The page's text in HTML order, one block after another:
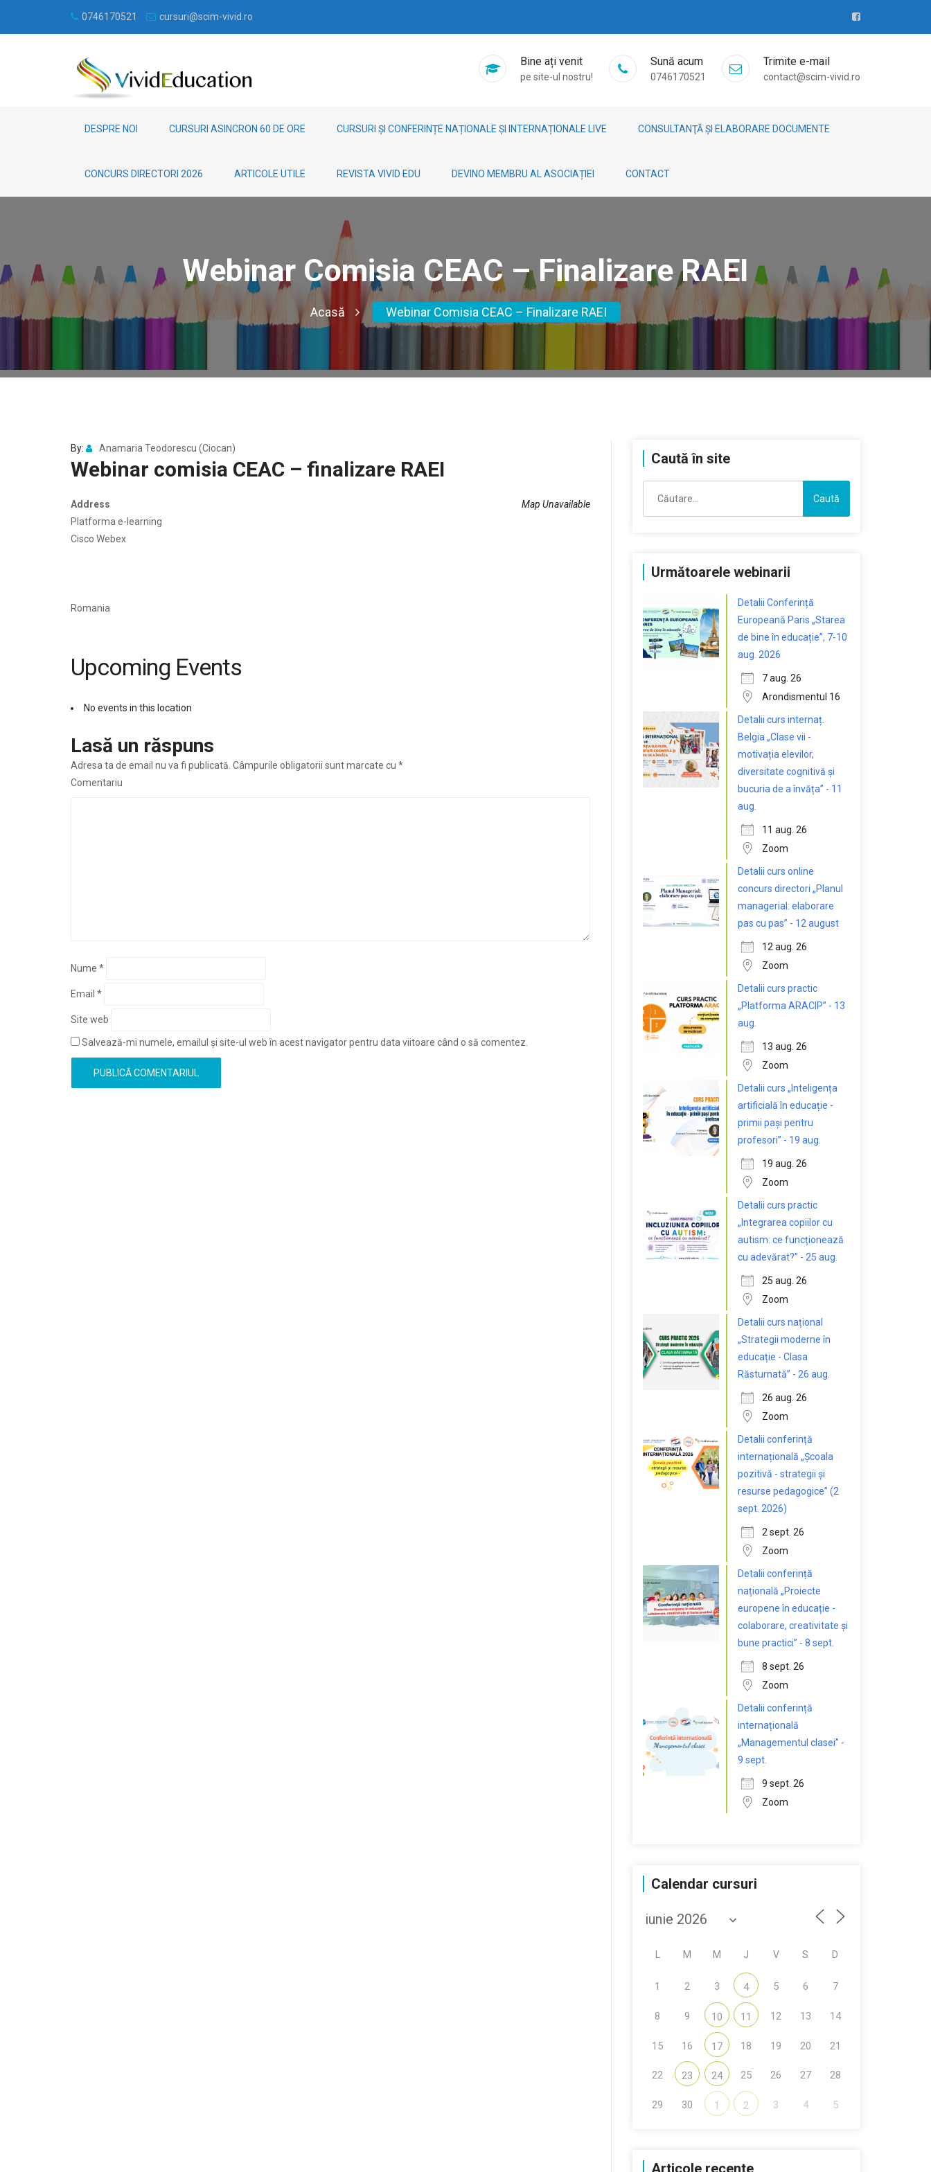
0746170521 cursuri@scim-vivid.ro
Bine ați venit
pe site-ul nostru!
Sună acum
0746170521
Trimite e-mail
contact@scim-vivid.ro
DESPRE NOI CURSURI ASINCRON 60 DE ORE CURSURI ȘI CONFERINȚE NAȚIONALE ȘI INTERNAȚIONALE LIVE CONSULTANŢĂ ȘI ELABORARE DOCUMENTE
CONCURS DIRECTORI 2026 ARTICOLE UTILE REVISTA VIVID EDU DEVINO MEMBRU AL ASOCIAȚIEI CONTACT
Webinar Comisia CEAC – Finalizare RAEI
Acasă Webinar Comisia CEAC – Finalizare RAEI
By: Anamaria Teodorescu (Ciocan)
Webinar comisia CEAC – finalizare RAEI
Map Unavailable
Address
Platforma e-learning
Cisco Webex
Romania
Upcoming Events
No events in this location
Lasă un răspuns
Adresa ta de email nu va fi publicată. Câmpurile obligatorii sunt marcate cu *
Comentariu
Nume *
Email *
Site web
Salvează-mi numele, emailul și site-ul web în acest navigator pentru data viitoare când o să comentez.
Caută în site
după:
Următoarele webinarii
Detalii Conferință
Europeană Paris „Starea
de bine în educație”, 7-10
aug. 2026
7 aug. 26
Arondismentul 16
Detalii curs internaț.
Belgia „Clase vii -
motivația elevilor,
diversitate cognitivă și
bucuria de a învăța” - 11
aug.
11 aug. 26
Zoom
Detalii curs online
concurs directori „Planul
managerial: elaborare
pas cu pas” - 12 august
12 aug. 26
Zoom
Detalii curs practic
„Platforma ARACIP” - 13
aug.
13 aug. 26
Zoom
Detalii curs „Inteligența
artificială în educație -
primii pași pentru
profesori” - 19 aug.
19 aug. 26
Zoom
Detalii curs practic
„Integrarea copiilor cu
autism: ce funcționează
cu adevărat?” - 25 aug.
25 aug. 26
Zoom
Detalii curs național
„Strategii moderne în
educație - Clasa
Răsturnată” - 26 aug.
26 aug. 26
Zoom
Detalii conferință
internațională „Școala
pozitivă - strategii și
resurse pedagogice” (2
sept. 2026)
2 sept. 26
Zoom
Detalii conferință
națională „Proiecte
europene în educație -
colaborare, creativitate și
bune practici” - 8 sept.
8 sept. 26
Zoom
Detalii conferință
internațională
„Managementul clasei” -
9 sept.
9 sept. 26
Zoom
Calendar cursuri
M M J V S D
1 2 3 4 5 6 7
8 9 10 11 12 13 14
15 16 17 18 19 20 21
22 23 24 25 26 27 28
29 30 1 2 3 4 5
Articole recente